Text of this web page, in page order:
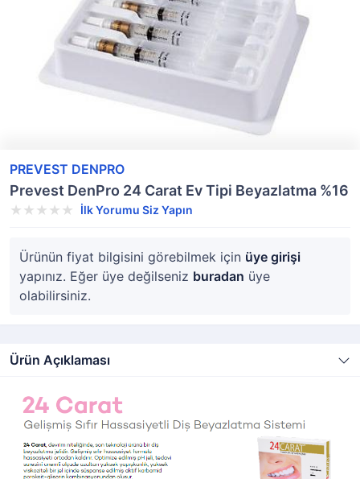
PREVEST DENPRO
Prevest DenPro 24 Carat Ev Tipi Beyazlatma %16
İlk Yorumu Siz Yapın
Ürünün fiyat bilgisini görebilmek için üye girişi
yapınız. Eğer üye değilseniz buradan üye
olabilirsiniz.
Ürün Açıklaması